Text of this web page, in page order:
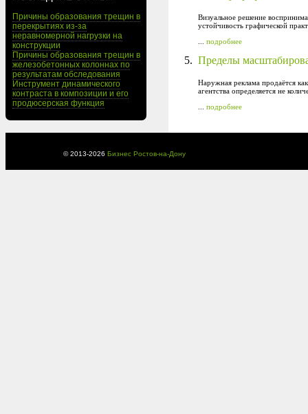
Причины образования трещин в
перекрытиях из-за
неравномерной нагрузки на
конструкции
Причины образования трещин в
железобетонных колоннах по
результатам обследования
Инструмент динамического
контраста в композиции и его
продюсерская функция
Визуальное решение
устойчивость графической
подробнее
5. Пределы
Наружная реклама продаётся
агентства определяется не
подробнее
© 2013-2026 Бизнес Ростов-на-Дону